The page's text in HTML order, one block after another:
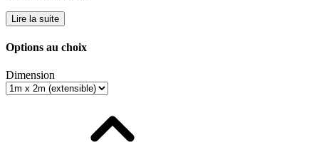
Lire la suite
Options au choix
Dimension